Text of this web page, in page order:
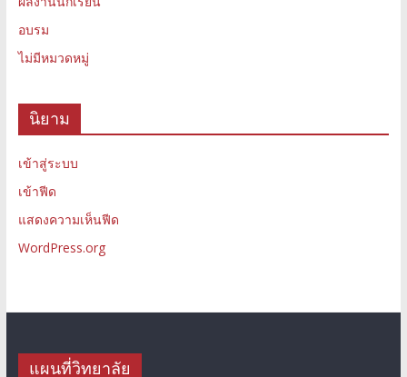
อบรม
ไม่มีหมวดหมู่
นิยาม
เข้าสู่ระบบ
เข้าฟีด
แสดงความเห็นฟีด
WordPress.org
แผนที่วิทยาลัย